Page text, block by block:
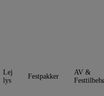
Lej
lys
Festpakker
AV &